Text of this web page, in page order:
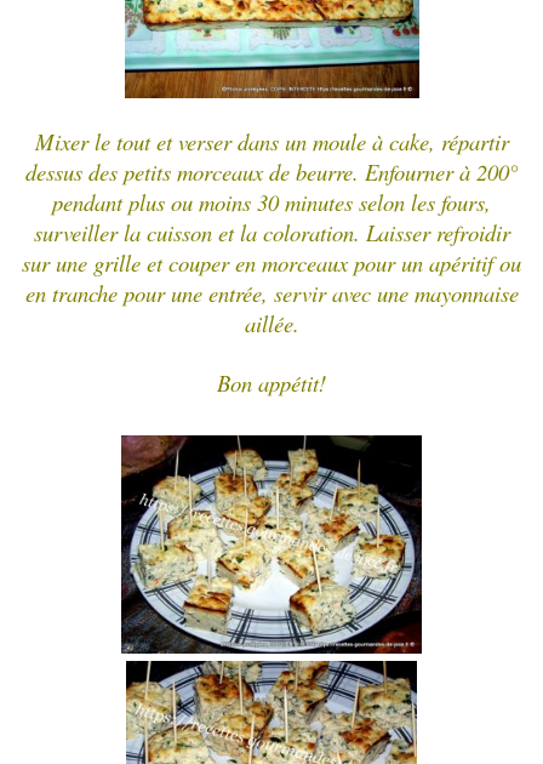
Mixer le tout et verser dans un moule à cake, répartir
dessus des petits morceaux de beurre. Enfourner à 200°
pendant plus ou moins 30 minutes selon les fours,
surveiller la cuisson et la coloration. Laisser refroidir
sur une grille et couper en morceaux pour un apéritif ou
en tranche pour une entrée, servir avec une mayonnaise
aillée.
Bon appétit!